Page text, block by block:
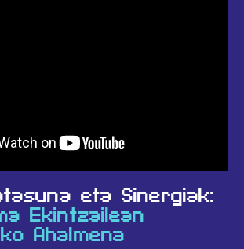
eta Sinergiak:
Ekintzailean
Ahalmena